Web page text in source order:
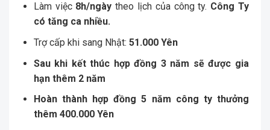
Làm việc 8h/ngày theo lịch của công ty. Công Ty
có tăng ca nhiều.
Trợ cấp khi sang Nhật: 51.000 Yên
Sau khi kết thúc hợp đồng 3 năm sẽ được gia
hạn thêm 2 năm
Hoàn thành hợp đồng 5 năm công ty thưởng
thêm 400.000 Yên